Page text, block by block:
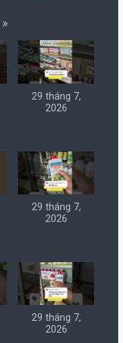
»
29 tháng 7,
2026
29 tháng 7,
2026
29 tháng 7,
2026